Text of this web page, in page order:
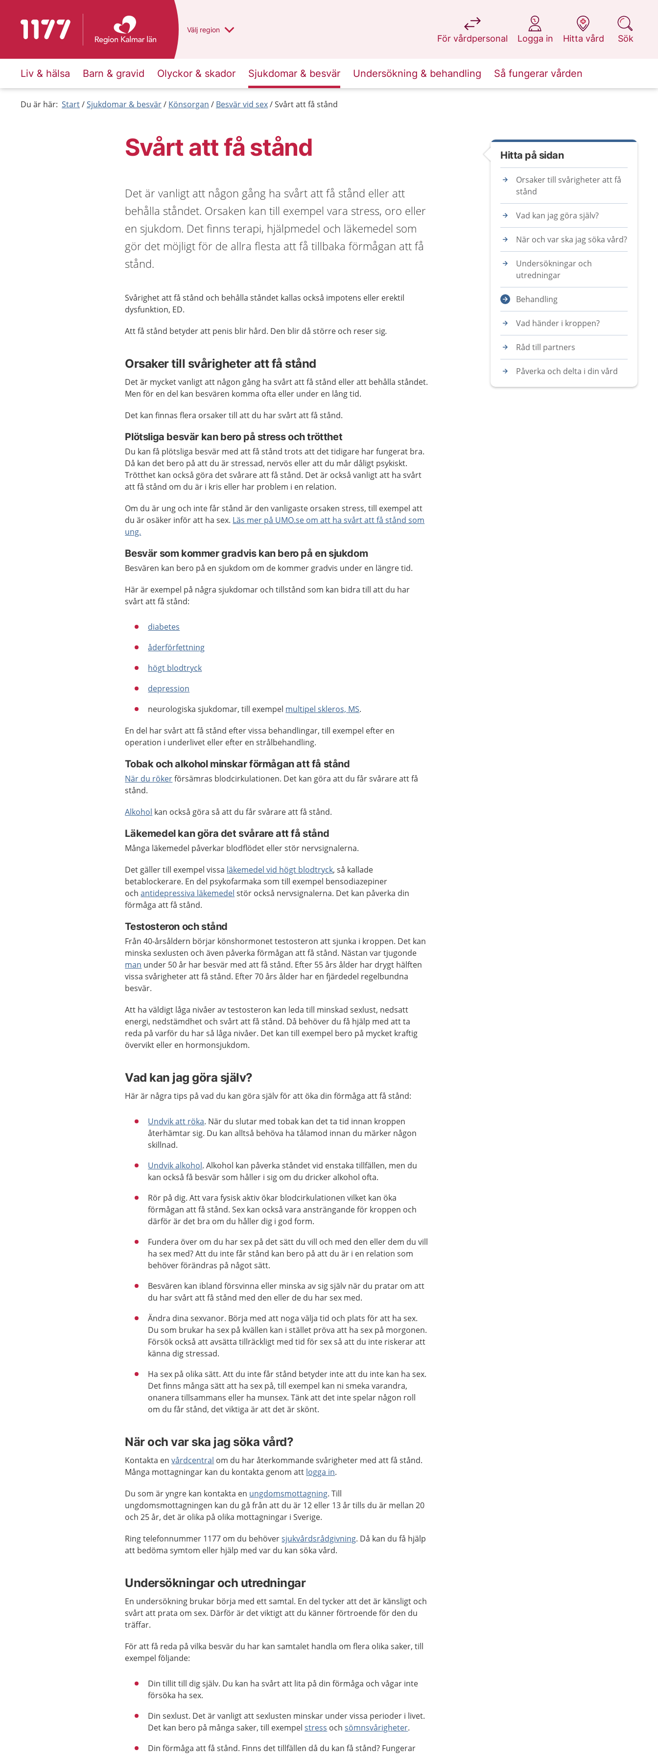
Till startsidan för 1177 Du har valt region
Välj en annan
region
För vårdpersonal
på 1177.se
Logga in
på 1177.se
Hitta vård
på 1177.se
Sök
på 1177.se
Liv & hälsa Barn & gravid Olyckor & skador Sjukdomar & besvär Undersökning & behandling Så fungerar vården
Du är här: Start Sjukdomar & besvär Könsorgan Besvär vid sex Svårt att få stånd
Svårt att få stånd
Det är vanligt att någon gång ha svårt att få stånd eller att
behålla ståndet. Orsaken kan till exempel vara stress, oro eller
en sjukdom. Det finns terapi, hjälpmedel och läkemedel som
gör det möjligt för de allra flesta att få tillbaka förmågan att få
stånd.
Svårighet att få stånd och behålla ståndet kallas också impotens eller erektil
dysfunktion, ED.
Att få stånd betyder att penis blir hård. Den blir då större och reser sig.
Orsaker till svårigheter att få stånd
Det är mycket vanligt att någon gång ha svårt att få stånd eller att behålla ståndet.
Men för en del kan besvären komma ofta eller under en lång tid.
Det kan finnas flera orsaker till att du har svårt att få stånd.
Plötsliga besvär kan bero på stress och trötthet
Du kan få plötsliga besvär med att få stånd trots att det tidigare har fungerat bra.
Då kan det bero på att du är stressad, nervös eller att du mår dåligt psykiskt.
Trötthet kan också göra det svårare att få stånd. Det är också vanligt att ha svårt
att få stånd om du är i kris eller har problem i en relation.
Om du är ung och inte får stånd är den vanligaste orsaken stress, till exempel att
du är osäker inför att ha sex. Läs mer på UMO.se om att ha svårt att få stånd som
ung.
Besvär som kommer gradvis kan bero på en sjukdom
Besvären kan bero på en sjukdom om de kommer gradvis under en längre tid.
Här är exempel på några sjukdomar och tillstånd som kan bidra till att du har
svårt att få stånd:
diabetes
åderförfettning
högt blodtryck
depression
neurologiska sjukdomar, till exempel multipel skleros, MS.
En del har svårt att få stånd efter vissa behandlingar, till exempel efter en
operation i underlivet eller efter en strålbehandling.
Tobak och alkohol minskar förmågan att få stånd
När du rökerförsämras blodcirkulationen. Det kan göra att du får svårare att få
stånd.
Alkohol kan också göra så att du får svårare att få stånd.
Läkemedel kan göra det svårare att få stånd
Många läkemedel påverkar blodflödet eller stör nervsignalerna.
Det gäller till exempel vissa läkemedel vid högt blodtryck, så kallade
betablockerare. En del psykofarmaka som till exempel bensodiazepiner
ochantidepressiva läkemedel stör också nervsignalerna. Det kan påverka din
förmåga att få stånd.
Testosteron och stånd
Från 40-årsåldern börjar könshormonet testosteron att sjunka i kroppen. Det kan
minska sexlusten och även påverka förmågan att få stånd. Nästan var tjugonde
man under 50 år har besvär med att få stånd. Efter 55 års ålder har drygt hälften
vissa svårigheter att få stånd. Efter 70 års ålder har en fjärdedel regelbundna
besvär.
Att ha väldigt låga nivåer av testosteron kan leda till minskad sexlust, nedsatt
energi, nedstämdhet och svårt att få stånd. Då behöver du få hjälp med att ta
reda på varför du har så låga nivåer. Det kan till exempel bero på mycket kraftig
övervikt eller en hormonsjukdom.
Vad kan jag göra själv?
Här är några tips på vad du kan göra själv för att öka din förmåga att få stånd:
Undvik att röka. När du slutar med tobak kan det ta tid innan kroppen
återhämtar sig. Du kan alltså behöva ha tålamod innan du märker någon
skillnad.
Undvik alkohol. Alkohol kan påverka ståndet vid enstaka tillfällen, men du
kan också få besvär som håller i sig om du dricker alkohol ofta.
Rör på dig. Att vara fysisk aktiv ökar blodcirkulationen vilket kan öka
förmågan att få stånd. Sex kan också vara ansträngande för kroppen och
därför är det bra om du håller dig i god form.
Fundera över om du har sex på det sätt du vill och med den eller dem du vill
ha sex med? Att du inte får stånd kan bero på att du är i en relation som
behöver förändras på något sätt.
Besvären kan ibland försvinna eller minska av sig själv när du pratar om att
du har svårt att få stånd med den eller de du har sex med.
Ändra dina sexvanor. Börja med att noga välja tid och plats för att ha sex.
Du som brukar ha sex på kvällen kan i stället pröva att ha sex på morgonen.
Försök också att avsätta tillräckligt med tid för sex så att du inte riskerar att
känna dig stressad.
Ha sex på olika sätt. Att du inte får stånd betyder inte att du inte kan ha sex.
Det finns många sätt att ha sex på, till exempel kan ni smeka varandra,
onanera tillsammans eller ha munsex. Tänk att det inte spelar någon roll
om du får stånd, det viktiga är att det är skönt.
När och var ska jag söka vård?
Kontakta envårdcentral om du har återkommande svårigheter med att få stånd.
Många mottagningar kan du kontakta genom att logga in.
Du som är yngre kan kontakta en ungdomsmottagning. Till
ungdomsmottagningen kan du gå från att du är 12 eller 13 år tills du är mellan 20
och 25 år, det är olika på olika mottagningar i Sverige.
Ring telefonnummer 1177 om du behöversjukvårdsrådgivning. Då kan du få hjälp
att bedöma symtom eller hjälp med var du kan söka vård.
Undersökningar och utredningar
En undersökning brukar börja med ett samtal. En del tycker att det är känsligt och
svårt att prata om sex. Därför är det viktigt att du känner förtroende för den du
träffar.
För att få reda på vilka besvär du har kan samtalet handla om flera olika saker, till
exempel följande:
Din tillit till dig själv. Du kan ha svårt att lita på din förmåga och vågar inte
försöka ha sex.
Din sexlust. Det är vanligt att sexlusten minskar under vissa perioder i livet.
Det kan bero på många saker, till exempelstress ochsömnsvårigheter.
Din förmåga att få stånd. Finns det tillfällen då du kan få stånd? Fungerar
Hitta på sidan
Orsaker till svårigheter att få
stånd
Vad kan jag göra själv?
När och var ska jag söka vård?
Undersökningar och
utredningar
Behandling
Vad händer i kroppen?
Råd till partners
Påverka och delta i din vård